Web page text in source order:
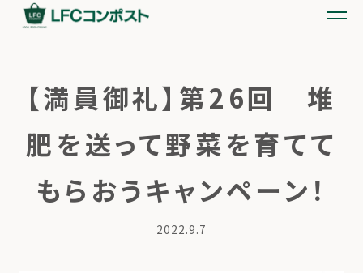
【満員御礼】第26回 堆
肥を送って野菜を育てて
もらおうキャンペーン！
2022.9.7